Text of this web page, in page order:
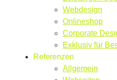
Webdesign
Onlineshop
Corporate
Exklusiv für
Referenzen
Allgemein